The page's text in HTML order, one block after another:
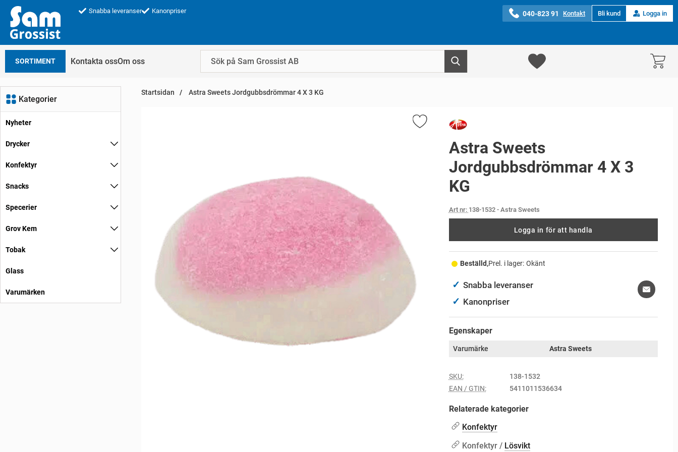
Snabba leveranser Kanonpriser 040-823 91 Kontakt Bli kund Logga in
SORTIMENT Kontakta ossOm oss
Kategorier
Nyheter
Drycker
Konfektyr
Snacks
Specerier
Grov Kem
Tobak
Glass
Varumärken
Startsidan Astra Sweets Jordgubbsdrömmar 4 X 3 KG
Astra Sweets
Jordgubbsdrömmar 4 X 3
KG
Art nr: 138-1532- Astra Sweets
Logga in för att handla
Beställd,Prel. i lager: Okänt
✓ Snabba leveranser
✓ Kanonpriser
Egenskaper
Varumärke Astra Sweets
SKU:
138-1532
EAN / GTIN:
5411011536634
Relaterade kategorier
Konfektyr
Konfektyr / Lösvikt